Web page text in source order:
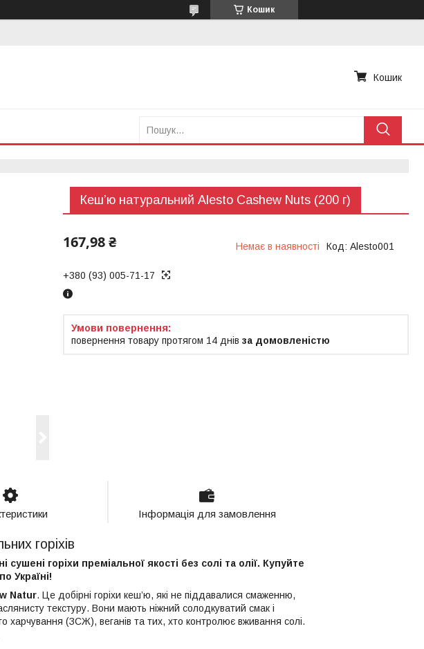
Кошик
Кошик
Кеш’ю натуральний Alesto Cashew Nuts (200 г)
167,98 ₴ Немає в наявності Код: Alesto001
+380 (93) 005-71-17
повернення товару протягом 14 днів за домовленістю
Інформація для замовлення
горіхів
горіхи преміальної якості без солі та олії. Купуйте
Україні!
Natur. Це добірні горіхи кеш’ю, які не піддавалися смаженню,
текстуру. Вони мають ніжний солодкуватий смак і
харчування (ЗСЖ), веганів та тих, хто контролює вживання солі.